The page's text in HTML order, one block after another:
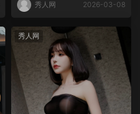
秀人网 2026-03-08
秀人网